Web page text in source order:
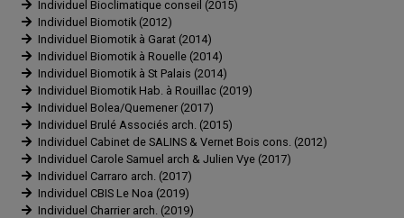
Individuel Bioclimatique conseil (2015)
Individuel Biomotik (2012)
Individuel Biomotik à Garat (2014)
Individuel Biomotik à Rouelle (2014)
Individuel Biomotik à St Palais (2014)
Individuel Biomotik Hab. à Rouillac (2019)
Individuel Bolea/Quemener (2017)
Individuel Brulé Associés arch. (2015)
Individuel Cabinet de SALINS & Vernet Bois cons. (2012)
Individuel Carole Samuel arch & Julien Vye (2017)
Individuel Carraro arch. (2017)
Individuel CBIS Le Noa (2019)
Individuel Charrier arch. (2019)